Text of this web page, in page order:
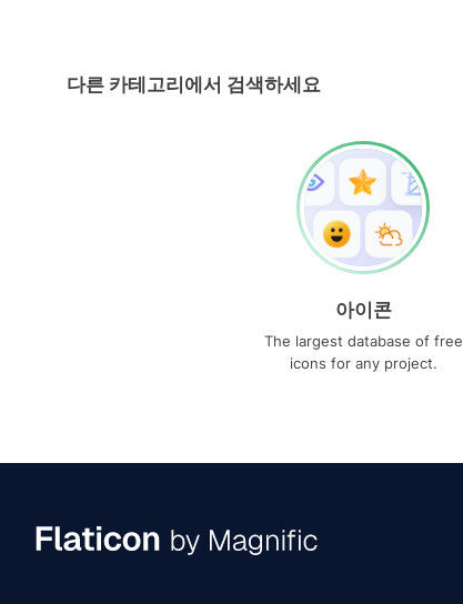
다른 카테고리에서 검색하세요
아이콘
The largest database of free
icons for any project.